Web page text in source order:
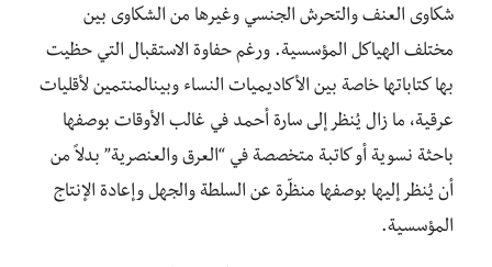
شكاوى العنف والتحرش الجنسي وغيرها من الشكاوى بين
مختلف الهياكل المؤسسية. ورغم حفاوة الاستقبال التي حظيت
بها كتاباتها خاصة بين الأكاديميات النساء وبينالمنتمين لأقليات
عرقية، ما زال يُنظر إلى سارة أحمد في غالب الأوقات بوصفها
باحثة نسوية أو كاتبة متخصصة في “العرق والعنصرية” بدلاً من
أن يُنظر إليها بوصفها منظّرة عن السلطة والجهل وإعادة الإنتاج
المؤسسية.